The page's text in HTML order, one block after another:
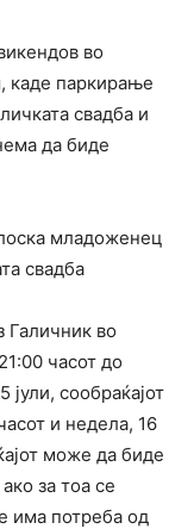
во
каде паркирање
свадба и
да биде
младоженец
свадба
Галичник во
часот до
јули, сообраќајот
и недела, 16
може да биде
за тоа се
има потреба од